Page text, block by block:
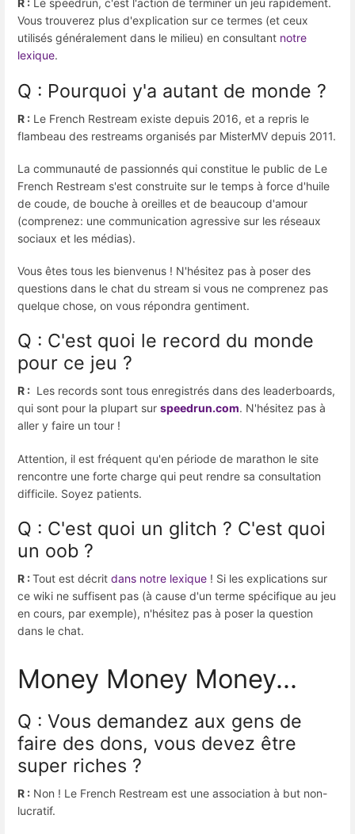
R : Le speedrun, c'est l'action de terminer un jeu rapidement.
Vous trouverez plus d'explication sur ce termes (et ceux
utilisés généralement dans le milieu) en consultant notre
lexique.
Q : Pourquoi y'a autant de monde ?
R : Le French Restream existe depuis 2016, et a repris le
flambeau des restreams organisés par MisterMV depuis 2011.
La communauté de passionnés qui constitue le public de Le
French Restream s'est construite sur le temps à force d'huile
de coude, de bouche à oreilles et de beaucoup d'amour
(comprenez: une communication agressive sur les réseaux
sociaux et les médias).
Vous êtes tous les bienvenus ! N'hésitez pas à poser des
questions dans le chat du stream si vous ne comprenez pas
quelque chose, on vous répondra gentiment.
Q : C'est quoi le record du monde
pour ce jeu ?
R : Les records sont tous enregistrés dans des leaderboards,
qui sont pour la plupart sur speedrun.com. N'hésitez pas à
aller y faire un tour !
Attention, il est fréquent qu'en période de marathon le site
rencontre une forte charge qui peut rendre sa consultation
difficile. Soyez patients.
Q : C'est quoi un glitch ? C'est quoi
un oob ?
R :Tout est décrit dans notre lexique ! Si les explications sur
ce wiki ne suffisent pas (à cause d'un terme spécifique au jeu
en cours, par exemple), n'hésitez pas à poser la question
dans le chat.
Money Money Money...
Q : Vous demandez aux gens de
faire des dons, vous devez être
super riches ?
R : Non ! Le French Restream est une association à but non-
lucratif.